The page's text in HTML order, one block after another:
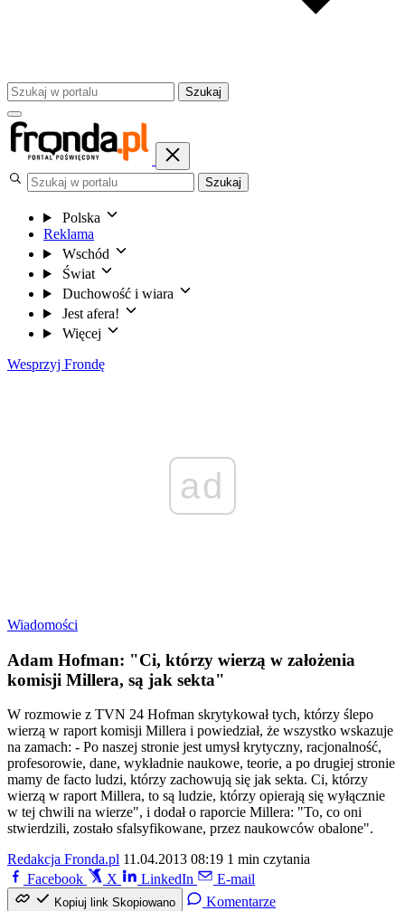
Szukaj
Szukaj
Polska
Reklama
Wschód
Świat
Duchowość i wiara
Jest afera!
Więcej
Wesprzyj Frondę
ad
Wiadomości
Adam Hofman: "Ci, którzy wierzą w założenia
komisji Millera, są jak sekta"
W rozmowie z TVN 24 Hofman skrytykował tych, którzy ślepo
wierzą w raport komisji Millera i powiedział, że wszystko wskazuje
na zamach: - Po naszej stronie jest umysł krytyczny, racjonalność,
profesorowie, dane, wykładnie naukowe, teorie, a po drugiej stronie
mamy de facto ludzi, którzy zachowują się jak sekta. Ci, którzy
wierzą w raport Millera, to są ludzie, którzy opierają się wyłącznie
w tej chwili na wierze", i dodał o raporcie Millera: "To, co oni
stwierdzili, zostało sfalsyfikowane, przez naukowców obalone".
Redakcja Fronda.pl 11.04.2013 08:19 1 min czytania
Facebook
X LinkedIn E-mail
Kopiuj link Skopiowano Komentarze